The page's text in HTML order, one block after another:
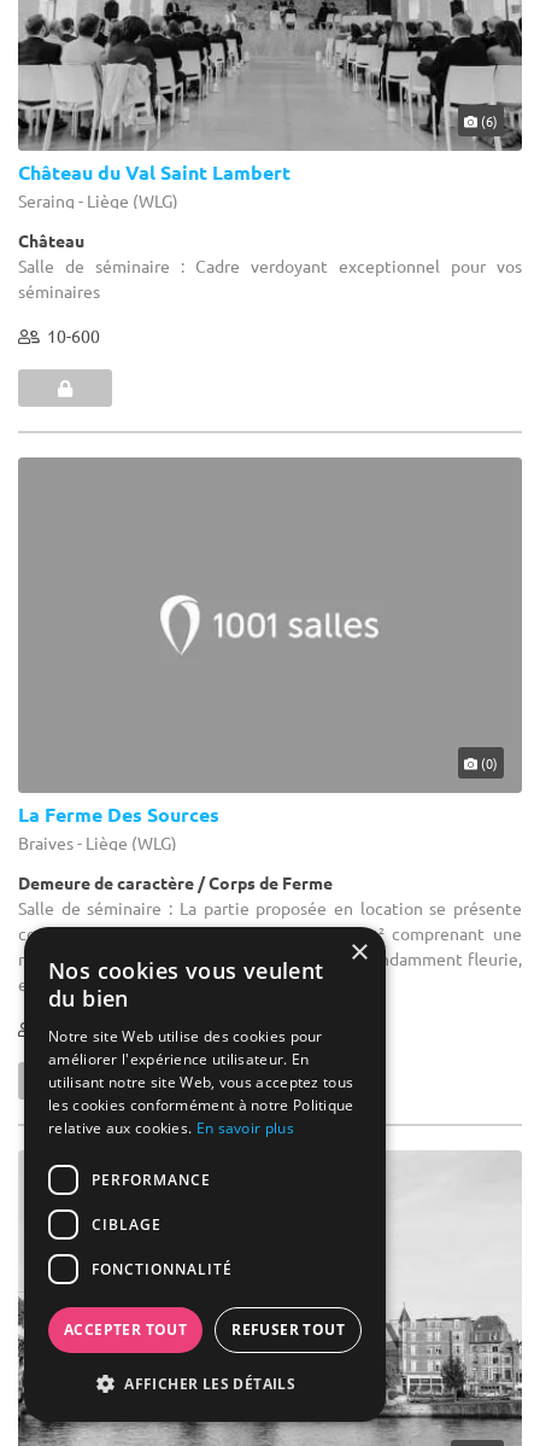
(6)
Château du Val Saint Lambert
Seraing - Liège (WLG)
Château
Salle de séminaire : Cadre verdoyant exceptionnel pour vos
séminaires
10-600
(0)
La Ferme Des Sources
Braives - Liège (WLG)
Demeure de caractère / Corps de Ferme
Salle de séminaire : La partie proposée en location se présente
comme suit : une superbe grange de 200 m² comprenant une
mezzanine de 100 m², une cour intérieure abondamment fleurie,
et un ...
1-200
×
Nos cookies vous veulent
du bien
Notre site Web utilise des cookies pour
améliorer l'expérience utilisateur. En
utilisant notre site Web, vous acceptez tous
les cookies conformément à notre Politique
relative aux cookies. En savoir plus
PERFORMANCE
CIBLAGE
FONCTIONNALITÉ
ACCEPTER TOUT REFUSER TOUT
AFFICHER LES DÉTAILS